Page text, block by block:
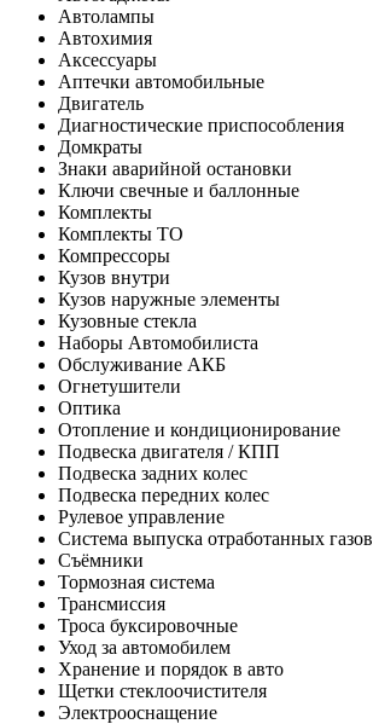
Автолампы
Автохимия
Аксессуары
Аптечки автомобильные
Двигатель
Диагностические приспособления
Домкраты
Знаки аварийной остановки
Ключи свечные и баллонные
Комплекты
Комплекты ТО
Компрессоры
Кузов внутри
Кузов наружные элементы
Кузовные стекла
Наборы Автомобилиста
Обслуживание АКБ
Огнетушители
Оптика
Отопление и кондиционирование
Подвеска двигателя / КПП
Подвеска задних колес
Подвеска передних колес
Рулевое управление
Система выпуска отработанных газов
Съёмники
Тормозная система
Трансмиссия
Троса буксировочные
Уход за автомобилем
Хранение и порядок в авто
Щетки стеклоочистителя
Электрооснащение